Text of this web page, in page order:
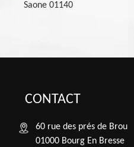
Saone 01140
CONTACT
60 rue des prés de Brou
01000 Bourg En Bresse